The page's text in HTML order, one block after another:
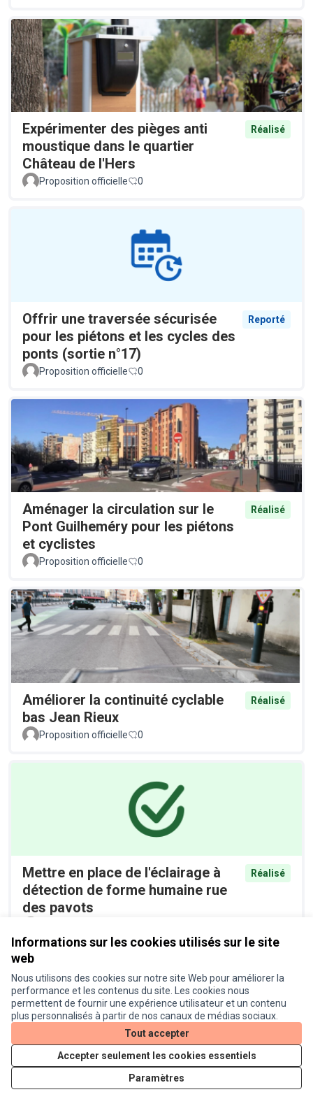
Informations sur les cookies utilisés sur le site
web
Nous utilisons des cookies sur notre site Web pour améliorer la
performance et les contenus du site. Les cookies nous
permettent de fournir une expérience utilisateur et un contenu
plus personnalisés à partir de nos canaux de médias sociaux.
Tout accepter
Accepter seulement les cookies essentiels
Paramètres
Expérimenter des pièges anti
moustique dans le quartier
Château de l'Hers
Réalisé
Proposition officielle 0
Offrir une traversée sécurisée
pour les piétons et les cycles des
ponts (sortie n°17)
Reporté
Proposition officielle 0
Aménager la circulation sur le
Pont Guilheméry pour les piétons
et cyclistes
Réalisé
Proposition officielle 0
Améliorer la continuité cyclable
bas Jean Rieux
Réalisé
Proposition officielle 0
Mettre en place de l'éclairage à
détection de forme humaine rue
des pavots
Réalisé
Installer des racks à vélos devant
les commerces de la route d'Agde